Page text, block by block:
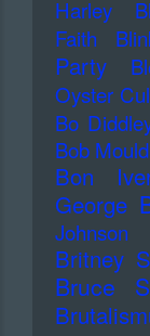
Harley
Faith
Party
Oyster
Bo
Bob Mould
Bon
George
Johnson
Britney
Bruce